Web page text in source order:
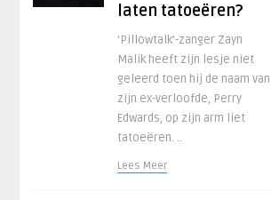
laten tatoeëren?
‘Pillowtalk’-zanger Zayn
Malik heeft zijn lesje niet
geleerd toen hij de naam van
zijn ex-verloofde, Perry
Edwards, op zijn arm liet
tatoeëren. ..
Lees Meer